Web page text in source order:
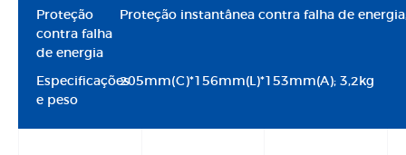
Proteção
contra falha
de energia
Proteção instantânea contra falha de
Especificações
e peso
205mm(C)*156mm(L)*153mm(A); 3,2kg